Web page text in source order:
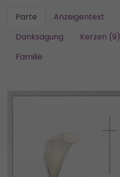
Parte Anzeigentext
Danksagung
Kerzen (9)
Familie